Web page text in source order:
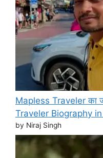
Mapless Traveler का
Traveler Biography
by Niraj Singh